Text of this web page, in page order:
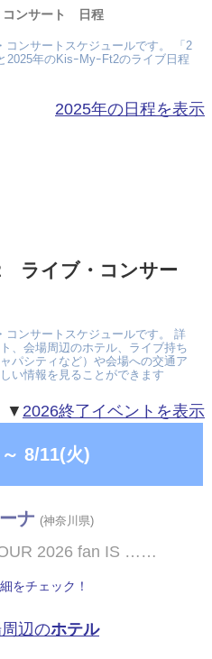
ンサート 日程
コンサートスケジュールです。 「2
2025年のKisｰMyｰFt2のライブ日程
2025年の日程を表示
イブ・コンサー
コンサートスケジュールです。 詳
、会場周辺のホテル、ライブ持ち
パシティなど）や会場への交通ア
い情報を見ることができます
▼ 2026終了イベントを表示
～ 8/11(火)
ナ (神奈川県)
2026 fan IS ……
をチェック！
辺のホテル